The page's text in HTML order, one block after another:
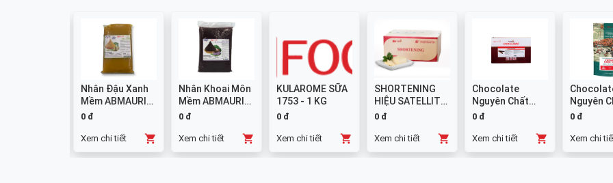
Nhân Đậu Xanh
Mềm ABMAURI
3kg
0 đ
Xem chi tiết
Nhân Khoai Môn
Mềm ABMAURI
3kg
0 đ
Xem chi tiết
KULAROME SỮA
1753 - 1 KG
0 đ
Xem chi tiết
SHORTENING
HIỆU SATELLITE
25 KG
0 đ
Xem chi tiết
Chocolate
Nguyên Chất
Đen GHANA
0 đ
Xem chi tiết
Nguyên
Sữa 38% -
0 đ
Xem chi